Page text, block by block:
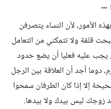
الأمور، لأن النساء يتصرفن
قلقة ولا تتمكني من التعامل
يجب عليه فعليا أن يضع حدود
دوما أجد أن العلاقة بين الرجل
إلا إذا كان الطرفان سمحوا
زوجك ليس بيدك ولا بيدها.